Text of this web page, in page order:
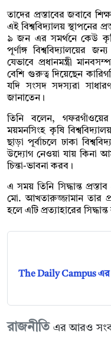
তাদের প্রস্তাবের জবাবে
এই বিশ্ববিদ্যালয় স্থাপনের
৯ জন এর সমর্থনে কেউ
পূর্ণাঙ্গ বিশ্ববিদ্যালয়ের
যেভাবে প্রধানমন্ত্রী
বেশি গুরুত্ব দিয়েছেন
যদি সংসদ সদস্যরা সাধারণ
জানাতেন।
তিনি বলেন, গফরগাঁওয়ের
ময়মনসিংহ কৃষি
ছাড়া পূর্বাচলে ঢাকা
উদ্যোগ নেওয়া যায় কিনা
চিন্তা-ভাবনা করব।
এ সময় তিনি সিদ্ধান্ত
মো. আখতারুজ্জামান তার
হলে এটি প্রত্যাহারের
The Daily Campus
রাজনীতি এর আরও